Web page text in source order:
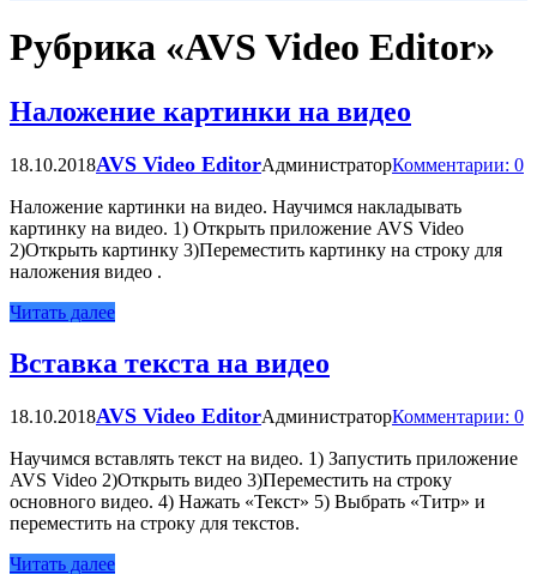
Рубрика «AVS Video Editor»
Наложение картинки на видео
18.10.2018AVS Video EditorАдминистраторКомментарии: 0
Наложение картинки на видео. Научимся накладывать
картинку на видео. 1) Открыть приложение AVS Video
2)Открыть картинку 3)Переместить картинку на строку для
наложения видео .
Читать далее
Вставка текста на видео
18.10.2018AVS Video EditorАдминистраторКомментарии: 0
Научимся вставлять текст на видео. 1) Запустить приложение
AVS Video 2)Открыть видео 3)Переместить на строку
основного видео. 4) Нажать «Текст» 5) Выбрать «Титр» и
переместить на строку для текстов.
Читать далее